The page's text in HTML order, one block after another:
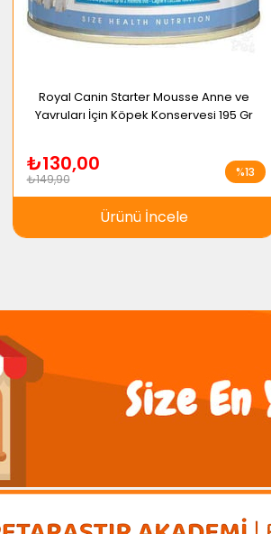
Royal Canin Starter Mousse Anne ve
Yavruları İçin Köpek Konservesi 195 Gr
₺130,00
₺149,90
Ürünü İncele
%13